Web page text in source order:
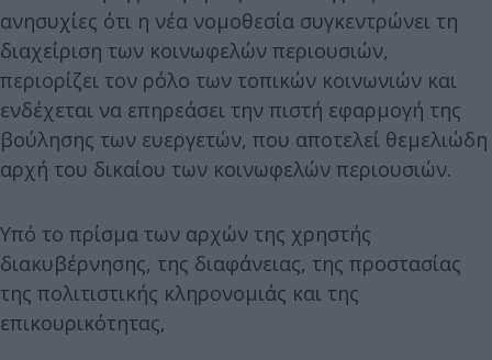
ανησυχίες ότι η νέα νομοθεσία συγκεντρώνει τη
διαχείριση των κοινωφελών περιουσιών,
περιορίζει τον ρόλο των τοπικών κοινωνιών και
ενδέχεται να επηρεάσει την πιστή εφαρμογή της
βούλησης των ευεργετών, που αποτελεί θεμελιώδη
αρχή του δικαίου των κοινωφελών περιουσιών.
Υπό το πρίσμα των αρχών της χρηστής
διακυβέρνησης, της διαφάνειας, της προστασίας
της πολιτιστικής κληρονομιάς και της
επικουρικότητας,